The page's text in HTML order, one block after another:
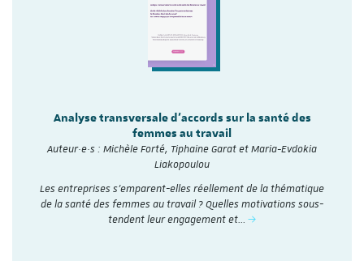
Analyse transversale d'accords sur la santé des
femmes au travail
Auteur·e·s : Michèle Forté, Tiphaine Garat et Maria-Evdokia
Liakopoulou
Les entreprises s’emparent-elles réellement de la thématique
de la santé des femmes au travail ? Quelles motivations sous-
tendent leur engagement et…